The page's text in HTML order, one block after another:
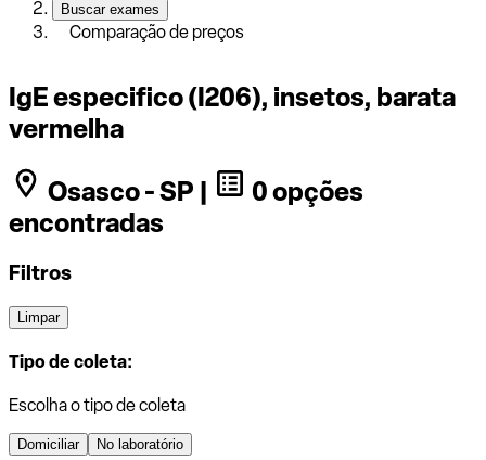
Buscar exames
Comparação de preços
IgE especifico (I206), insetos, barata
vermelha
Osasco - SP |
0 opções
encontradas
Filtros
Limpar
Tipo de coleta:
Escolha o tipo de coleta
Domiciliar No laboratório